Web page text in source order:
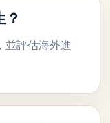
？
並評估海外進